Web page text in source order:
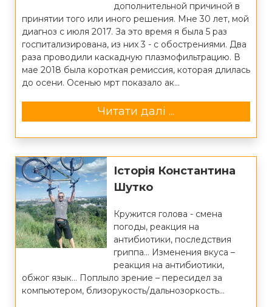
дополнительной причиной в
принятии того или иного решения. Мне 30 лет, мой
диагноз с июля 2017. За это время я была 5 раз
госпитализирована, из них 3 - с обострениями. Два
раза проводили каскадную плазмофильтрацию. В
мае 2018 была короткая ремиссия, которая длилась
до осени. Осенью мрт показало ак...
Читати далі ...
Історія Константина
Шутко
Кружится голова - смена
погоды, реакция на
антибиотики, последствия
гриппа… Изменения вкуса –
реакция на антибиотики,
обжог язык… Поплыло зрение – пересидел за
компьютером, близорукость/дальнозоркость…